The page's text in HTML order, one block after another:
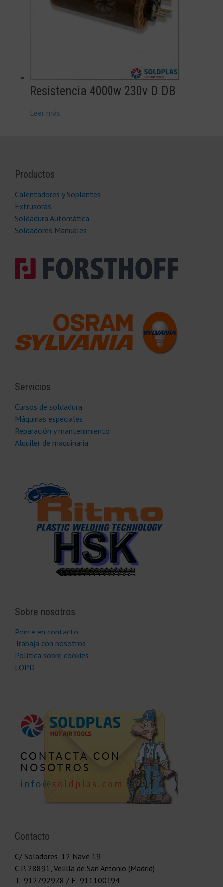
Resistencia 4000w 230v D DB
Leer más
Productos
Calentadores y Soplantes
Extrusoras
Soldadura Automática
Soldadores Manuales
Servicios
Cursos de soldadura
Máquinas especiales
Reparación y mantenimiento
Alquiler de maquinaria
Sobre nosotros
Ponte en contacto
Trabaja con nosotros
Política sobre cookies
LOPD
Contacto
C/ Soladores, 12 Nave 19
C.P. 28891 Velilla de San Antonio (Madrid)
T: 912792978 / F: 911100194